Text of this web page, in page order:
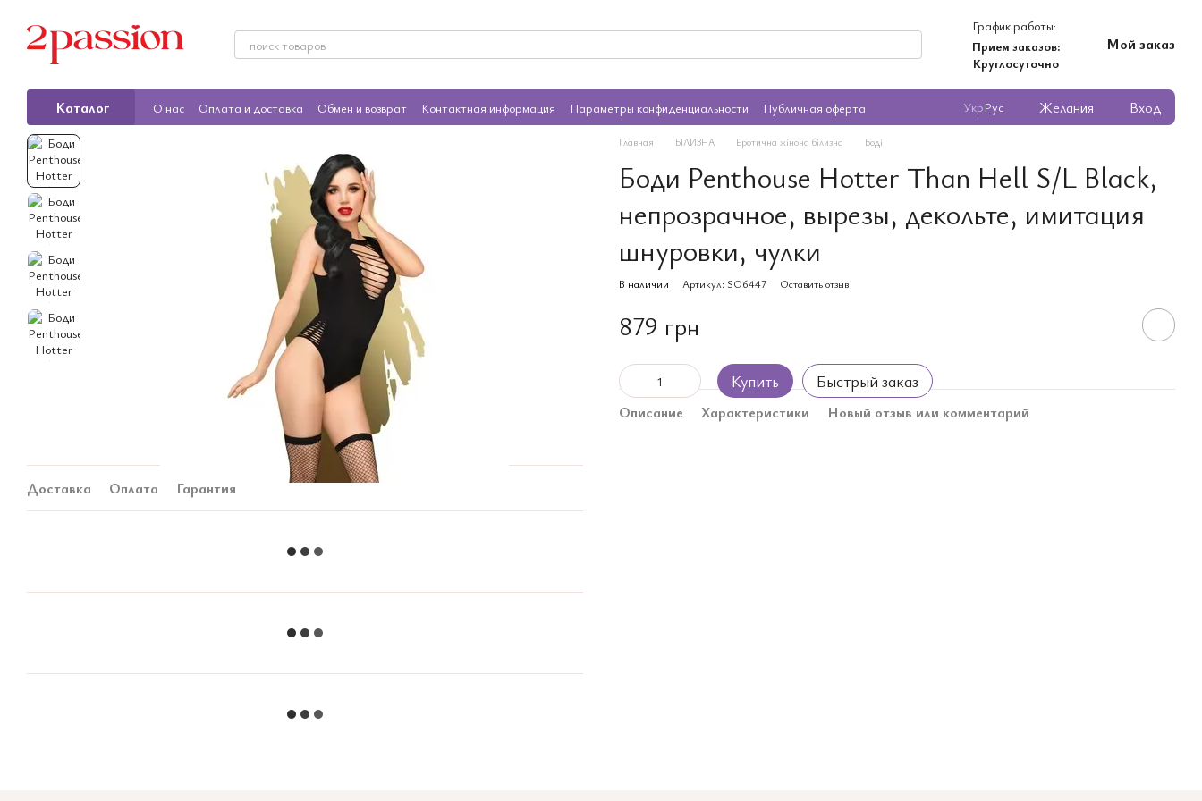
График работы:
Прием заказов:
Круглосуточно
Мой заказ
Каталог О нас Оплата и доставка Обмен и возврат Контактная информация Параметры конфиденциальности Публичная оферта УкрРус Желания Вход
Доставка Оплата Гарантия
Главная БІЛИЗНА Еротична жіноча білизна Боді
Боди Penthouse Hotter Than Hell S/L Black,
непрозрачное, вырезы, декольте, имитация
шнуровки, чулки
В наличии Артикул: SO6447 Оставить отзыв
879 грн
Купить Быстрый заказ
Описание Характеристики Новый отзыв или комментарий